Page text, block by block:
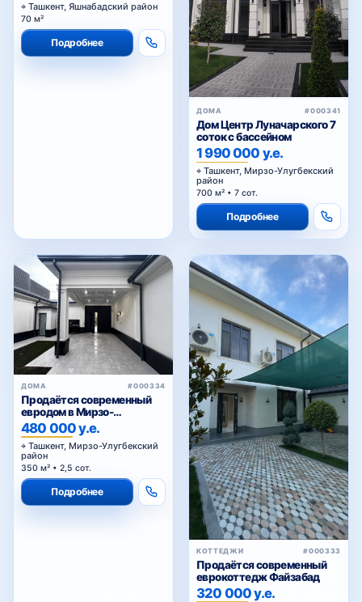
Ташкент, Яшнабадский район
70 м²
Подробнее
ДОМА #000341
Дом Центр Луначарского 7
соток с бассейном
1 990 000 у.е.
Ташкент, Мирзо-Улугбекский
район
700 м² • 7 сот.
Подробнее
ДОМА #000334
Продаётся современный
евродом в Мирзо-
Улугбекском районе
480 000 у.е.
Ташкент, Мирзо-Улугбекский
район
350 м² • 2,5 сот.
Подробнее
КОТТЕДЖИ #000333
Продаётся современный
еврокоттедж Файзабад
320 000 у.е.